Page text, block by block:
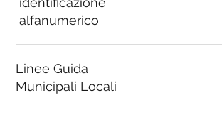
alfanumerico
Linee Guida
Municipali Locali